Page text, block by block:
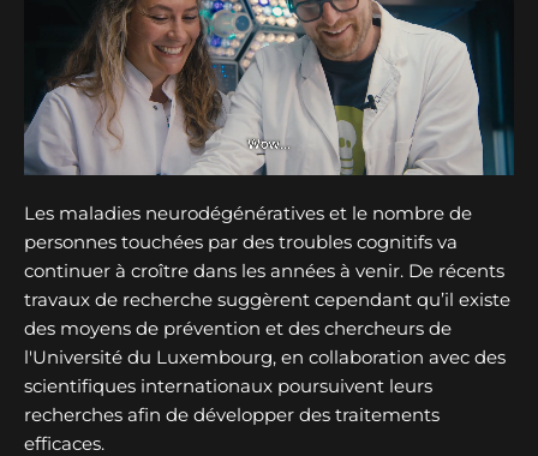
Les maladies neurodégénératives et le nombre de
personnes touchées par des troubles cognitifs va
continuer à croître dans les années à venir. De récents
travaux de recherche suggèrent cependant qu’il existe
des moyens de prévention et des chercheurs de
l'Université du Luxembourg, en collaboration avec des
scientifiques internationaux poursuivent leurs
recherches afin de développer des traitements
efficaces.